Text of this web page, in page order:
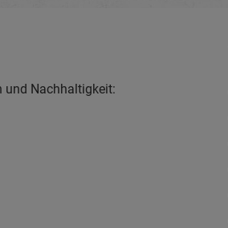
und Nachhaltigkeit: